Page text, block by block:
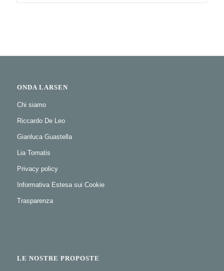
ONDA LARSEN
Chi siamo
Riccardo De Leo
Gianluca Guastella
Lia Tomatis
Privacy policy
Informativa Estesa sui Cookie
Trasparenza
LE NOSTRE PROPOSTE